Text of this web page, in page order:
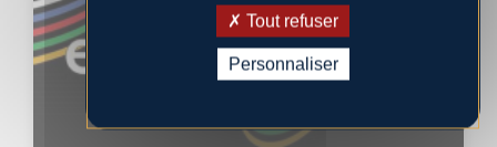
Tout refuser
Personnaliser